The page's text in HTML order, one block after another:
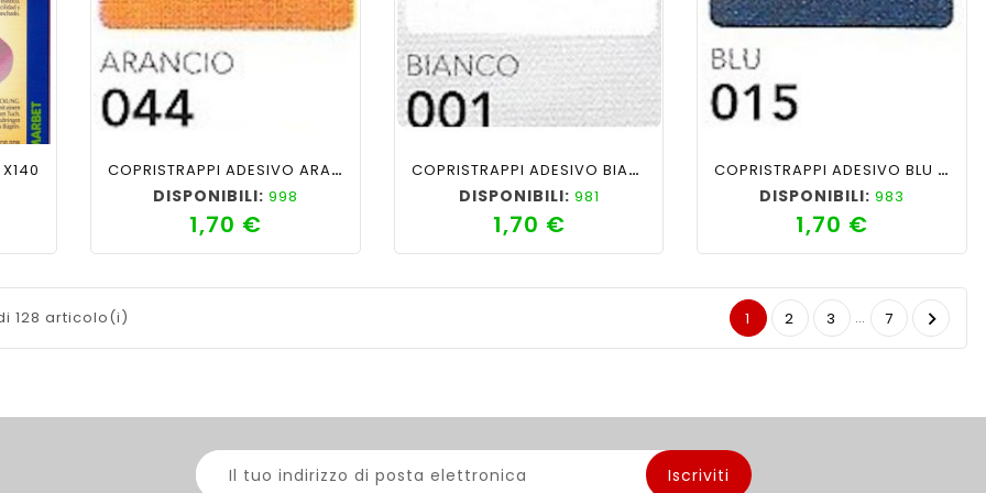
shopping_cart favorite_border
COPRISTRAPPI ADESIVO ARANCIO 044
DISPONIBILI: 998
1,70 €
shopping_cart favorite_border cached visibility
COPRISTRAPPI ADESIVO BIANCO 001
DISPONIBILI: 981
1,70 €Prezzo
shopping_cart favorite_border
COPRISTRAPPI ADESIVO BLU 015
DISPONIBILI: 983
1,70 €
128 articolo(i) 1 2 3 … 7 